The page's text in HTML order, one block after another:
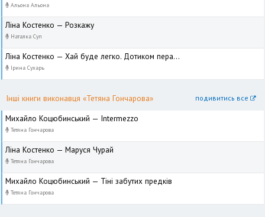
Альона Альона
Ліна Костенко — Розкажу
Наталка Суп
Ліна Костенко — Хай буде легко. Дотиком пера...
Ірина Сухарь
Інші книги виконавця «Тетяна Гончарова» подивитись все
Михайло Коцюбинський — Intermezzo
Тетяна Гончарова
Ліна Костенко — Маруся Чурай
Тетяна Гончарова
Михайло Коцюбинський — Тіні забутих предків
Тетяна Гончарова